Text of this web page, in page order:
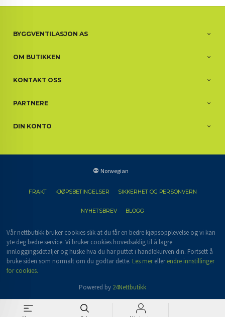
BYGGVENTILASJON AS
OM BUTIKKEN
KONTAKT OSS
PARTNERE
DIN KONTO
Norwegian
FRAKT KJØPSBETINGELSER SIKKERHET OG PERSONVERN
NYHETSBREV BLOGG
Vår nettbutikk bruker cookies slik at du får en bedre kjøpsopplevelse og vi kan
yte deg bedre service. Vi bruker cookies hovedsaklig til å lagre
innloggingsdetaljer og huske hva du har puttet i handlekurven din. Fortsett å
bruke siden som normalt om du godtar dette. Les merellerendre innstillinger
for cookies.
Powered by 24Nettbutikk